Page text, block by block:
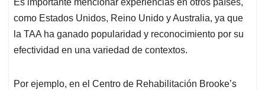
Es importante mencionar experiencias en otros países,
como Estados Unidos, Reino Unido y Australia, ya que
la TAA ha ganado popularidad y reconocimiento por su
efectividad en una variedad de contextos.
Por ejemplo, en el Centro de Rehabilitación Brooke’s